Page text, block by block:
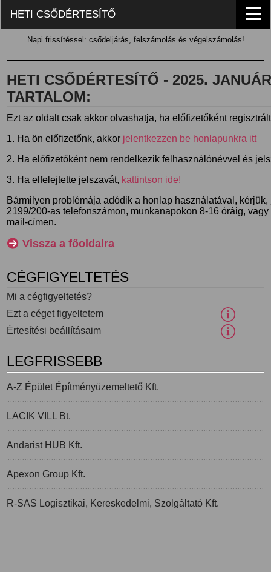
HETI CSŐDÉRTESÍTŐ
Napi frissítéssel: csődeljárás, felszámolás és végelszámolás!
HETI CSŐDÉRTESÍTŐ - 2025.
TARTALOM:
Ezt az oldalt csak akkor olvashatja, ha előfizetőként
1. Ha ön előfizetőnk, akkor jelentkezzen be honlapunkra itt
2. Ha előfizetőként nem rendelkezik felhasználónévvel és
3. Ha elfelejtette jelszavát, kattintson ide!
Bármilyen problémája adódik a honlap használatával,
2199/200-as telefonszámon, munkanapokon 8-16 óráig,
mail-címen.
Vissza a főoldalra
CÉGFIGYELTETÉS
Mi a cégfigyeltetés?
Ezt a céget figyeltetem
Értesítési beállításaim
LEGFRISSEBB
A-Z Épület Építményüzemeltető Kft.
LACIK VILL Bt.
Andarist HUB Kft.
Apexon Group Kft.
R-SAS Logisztikai, Kereskedelmi, Szolgáltató Kft.